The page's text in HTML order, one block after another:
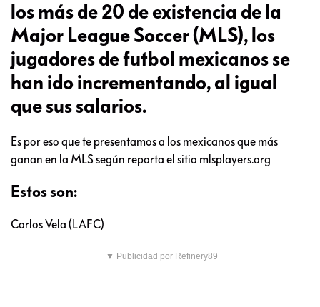
los más de 20 de existencia de la
Major League Soccer (MLS), los
jugadores de futbol mexicanos se
han ido incrementando, al igual
que sus salarios.
Es por eso que te presentamos a los mexicanos que más
ganan en la MLS según reporta el sitio mlsplayers.org
Estos son:
Carlos Vela (LAFC)
▼ Publicidad por Refinery89